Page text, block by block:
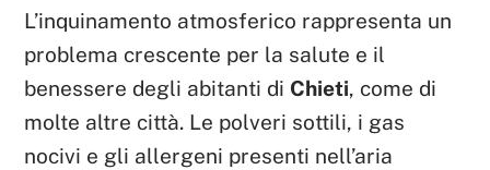
L’inquinamento atmosferico rappresenta un
problema crescente per la salute e il
benessere degli abitanti di Chieti, come di
molte altre città. Le polveri sottili, i gas
nocivi e gli allergeni presenti nell’aria